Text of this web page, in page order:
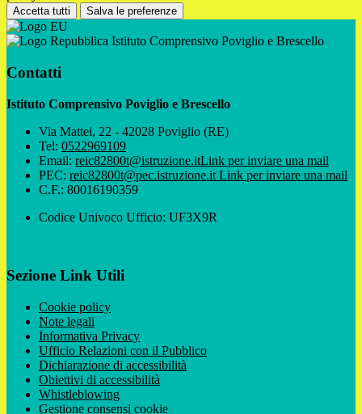
Accetta tutti Salva le preferenze
Istituto Comprensivo Poviglio e Brescello
Contatti
Istituto Comprensivo Poviglio e Brescello
Via Mattei, 22 - 42028 Poviglio (RE)
Tel: 0522969109
Email: reic82800t@istruzione.itLink per inviare una mail
PEC: reic82800t@pec.istruzione.it Link per inviare una mail
C.F.: 80016190359
Codice Univoco Ufficio: UF3X9R
Sezione Link Utili
Cookie policy
Note legali
Informativa Privacy
Ufficio Relazioni con il Pubblico
Dichiarazione di accessibilità
Obiettivi di accessibilità
Whistleblowing
Gestione consensi cookie